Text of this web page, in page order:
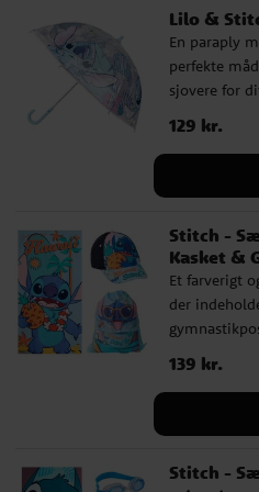
filmen. ✔️
Materiale:
licenseret
Lilo &
En paraply
perfekte
sjovere for
diameter på
design med
filmene.
Pris :129 kr.
129 kr.
Stitch -
Kasket &
Et farverigt
der
poolen og
legesyge
Pris :139 kr.
139 kr.
Stitch -